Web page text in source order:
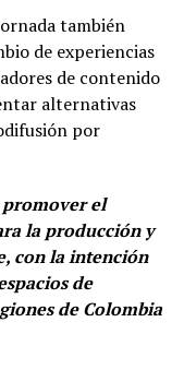
también
de experiencias
de contenido
alternativas
por
promover el
la producción y
con la intención
de
de Colombia